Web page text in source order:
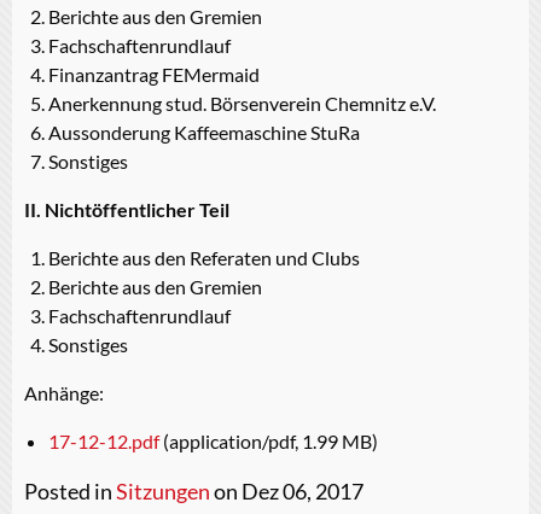
Berichte aus den Gremien
Fachschaftenrundlauf
Finanzantrag FEMermaid
Anerkennung stud. Börsenverein Chemnitz e.V.
Aussonderung Kaffeemaschine StuRa
Sonstiges
II. Nichtöffentlicher Teil
Berichte aus den Referaten und Clubs
Berichte aus den Gremien
Fachschaftenrundlauf
Sonstiges
Anhänge:
17-12-12.pdf(application/pdf, 1.99 MB)
Posted inSitzungenon Dez 06, 2017